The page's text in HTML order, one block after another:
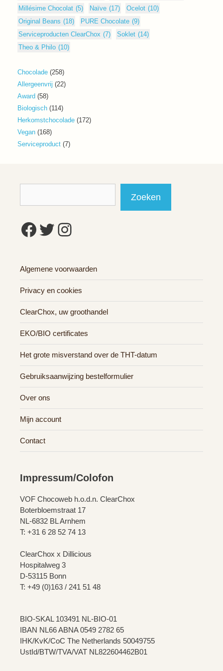
Millésime Chocolat (5) Naïve (17) Ocelot (10)
Original Beans (18) PURE Chocolate (9)
Serviceproducten ClearChox (7) Soklet (14)
Theo & Philo (10)
Chocolade 258258
producten
Allergeenvrij 2222
Award 5858
producten
Biologisch 114114
producten
Herkomstchocolade 172172
Vegan 168168
producten
Serviceproduct 77
Zoeken
Facebook
Twitter
Instagram
Algemene voorwaarden
Privacy en cookies
ClearChox, uw groothandel
EKO/BIO certificates
Het grote misverstand over de THT-datum
Gebruiksaanwijzing bestelformulier
Over ons
Mijn account
Contact
Impressum/Colofon
VOF Chocoweb h.o.d.n. ClearChox
Boterbloemstraat 17
NL-6832 BL Arnhem
T: +31 6 28 52 74 13
ClearChox x Dillicious
Hospitalweg 3
D-53115 Bonn
T: +49 (0)163 / 241 51 48
BIO-SKAL 103491 NL-BIO-01
IBAN NL66 ABNA 0549 2782 65
IHK/KvK/CoC The Netherlands 50049755
UstId/BTW/TVA/VAT NL822604462B01